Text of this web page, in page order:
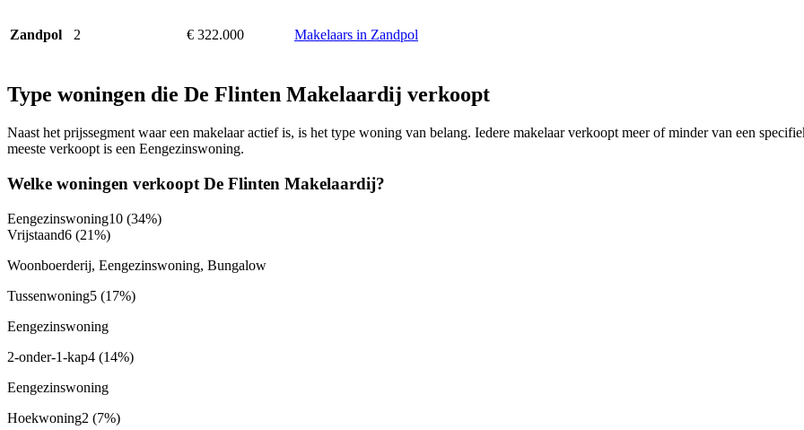
Zandpol 2 € 322.000 Makelaars in Zandpol
Type woningen die De Flinten Makelaardij verkoopt
Naast het prijssegment waar een makelaar actief is, is het type woning van belang. Iedere makelaar verkoopt meer of minder van een
meeste verkoopt is een Eengezinswoning.
Welke woningen verkoopt De Flinten Makelaardij?
Eengezinswoning10 (34%)
Vrijstaand6 (21%)
Woonboerderij, Eengezinswoning, Bungalow
Tussenwoning5 (17%)
Eengezinswoning
2-onder-1-kap4 (14%)
Eengezinswoning
Hoekwoning2 (7%)